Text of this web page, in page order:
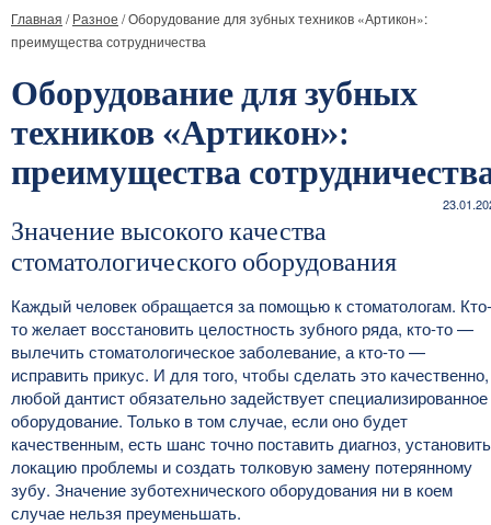
Главная /Разное /Оборудование для зубных техников «Артикон»:
преимущества сотрудничества
Оборудование для зубных
техников «Артикон»:
преимущества
Значение высокого качества
стоматологического оборудования
Каждый человек обращается за помощью к стоматологам. Кто-
то желает восстановить целостность зубного ряда, кто-то —
вылечить стоматологическое заболевание, а кто-то —
исправить прикус. И для того, чтобы сделать это качественно,
любой дантист обязательно задействует специализированное
оборудование. Только в том случае, если оно будет
качественным, есть шанс точно поставить диагноз, установить
локацию проблемы и создать толковую замену потерянному
зубу. Значение зуботехнического оборудования ни в коем
случае нельзя преуменьшать.